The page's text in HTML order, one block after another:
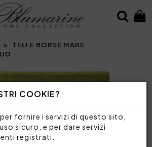
COOKIE?
fornire i servizi di questo sito,
sicuro, e per dare servizi
registrati.
TELI E BORSE MARE